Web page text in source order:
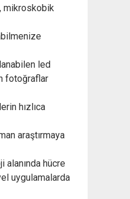
mikroskobik
led
fotoğraflar
hızlıca
araştırmaya
hücre
uygulamalarda